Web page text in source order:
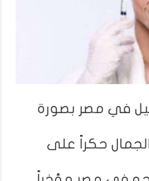
في مصر بصورة
حكراً على